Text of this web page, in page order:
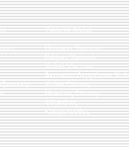
Υφαντά Χαλιά
Πατάκια Υφαντά
Κιλίμια Υφαντά
Χαλιά Viscose
Άκαυστα Δερμάτινα
Χαλιά Disney
Μοκέτες Disney
Φλοκάτες
Κουρελούδες